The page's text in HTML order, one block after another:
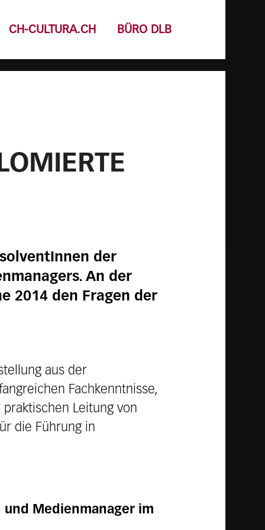
CH-CULTURA.CH BÜRO DLB
der
An der
2014 den Fragen der
aus der
Fachkenntnisse,
Leitung von
die Führung in
Medienmanager im